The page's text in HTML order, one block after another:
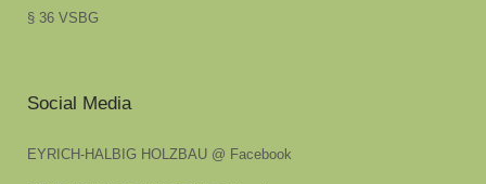
§ 36 VSBG
Social Media
EYRICH-HALBIG HOLZBAU @ Facebook